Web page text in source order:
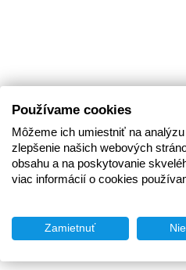
Používame cookies
Môžeme ich umiestniť na
zlepšenie našich webových
obsahu a na poskytovanie
viac informácií o cookies
Zamietnuť